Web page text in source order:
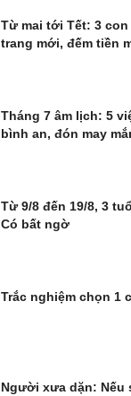
Từ mai tới Tết: 3
trang mới, đếm tiền
Tháng 7 âm lịch: 5
bình an, đón may
Từ 9/8 đến 19/8, 3
Có bất ngờ
Trắc nghiệm chọn 1
Người xưa dặn: Nếu